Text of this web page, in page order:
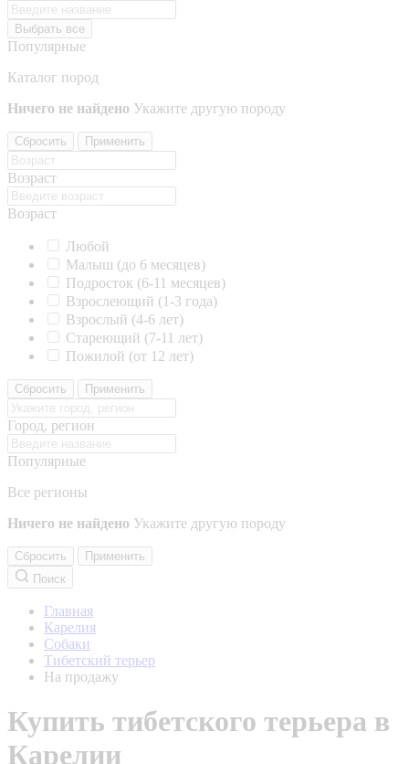
Выбрать все
Популярные
Каталог пород
Ничего не найдено Укажите другую породу
Сбросить Применить
Возраст
Возраст
Любой
Малыш (до 6 месяцев)
Подросток (6-11 месяцев)
Взрослеющий (1-3 года)
Взрослый (4-6 лет)
Стареющий (7-11 лет)
Пожилой (от 12 лет)
Сбросить Применить
Город, регион
Популярные
Все регионы
Ничего не найдено Укажите другую породу
Сбросить
Применить
Поиск
Главная
Карелия
Собаки
Тибетский терьер
На продажу
Купить тибетского терьера в
Карелии